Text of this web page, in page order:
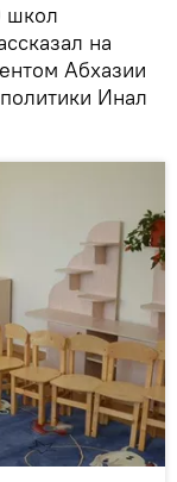
школ
на
Абхазии
Инал